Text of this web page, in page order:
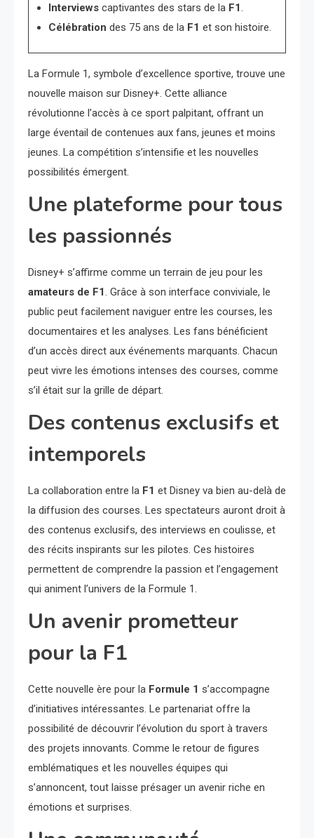
Interviewscaptivantes des stars de la F1
Célébration des 75 ans de la F1 et son histoire.
La Formule 1, symbole d’excellence sportive, trouve une
nouvelle maison sur Disney+. Cette alliance
révolutionne l’accès à ce sport palpitant, offrant un
large éventail de contenues aux fans, jeunes et moins
jeunes. La compétition s’intensifie et les nouvelles
possibilités émergent.
Une plateforme pour tous
les passionnés
Disney+ s’affirme comme un terrain de jeu pour les
amateurs de F1 . Grâce à son interface conviviale, le
public peut facilement naviguer entre les courses, les
documentaires et les analyses. Les fans bénéficient
d’un accès direct aux événements marquants. Chacun
peut vivre les émotions intenses des courses, comme
s’il était sur la grille de départ.
Des contenus exclusifs et
intemporels
La collaboration entre la F1 et Disney va bien au-delà de
la diffusion des courses. Les spectateurs auront droit à
des contenus exclusifs, des interviews en coulisse, et
des récits inspirants sur les pilotes. Ces histoires
permettent de comprendre la passion et l’engagement
qui animent l’univers de la Formule 1.
Un avenir prometteur
pour la F1
Cette nouvelle ère pour la Formule 1 s’accompagne
d’initiatives intéressantes. Le partenariat offre la
possibilité de découvrir l’évolution du sport à travers
des projets innovants. Comme le retour de figures
emblématiques et les nouvelles équipes qui
s’annoncent, tout laisse présager un avenir riche en
émotions et surprises.